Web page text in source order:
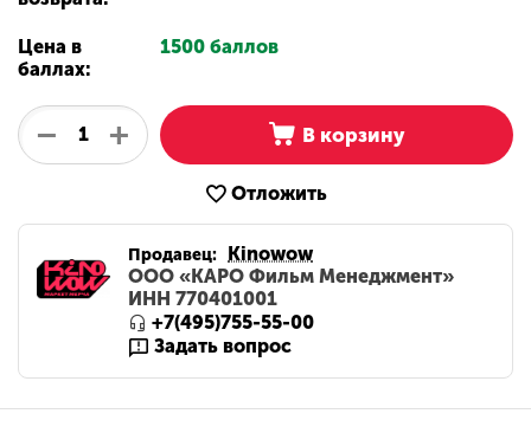
Цена в
баллах:
1500 баллов
+
− В корзину
Отложить
Продавец: Kinowow
ООО «КАРО Фильм Менеджмент»
ИНН 770401001
+7(495)755-55-00
Задать вопрос